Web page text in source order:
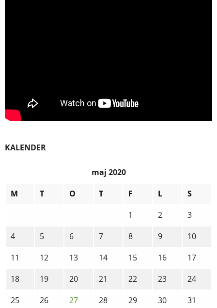
KALENDER
maj 2020
M
T O T F L
S
1
2
3
4
5 6 7 8 9
10
11
12 13 14 15 16
17
18
19 20 21 22 23
24
25
26 27 28 29 30 31